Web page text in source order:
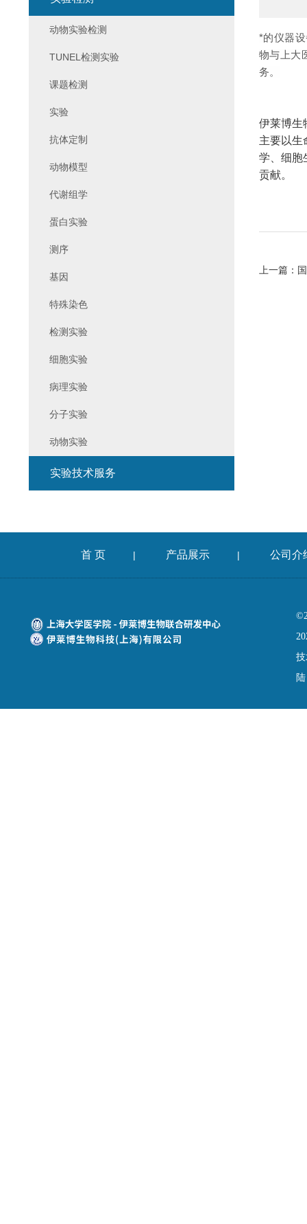
*的仪器
物与上大
务。
伊莱博生
主要以生
学、细胞
贡献。
上一篇： 国
动物实验检测
TUNEL检测实验
课题检测
实验
抗体定制
动物模型
代谢组学
蛋白实验
测序
基因
特殊染色
检测实验
细胞实验
病理实验
分子实验
动物实验
实验技术服务
首 页 | 产品展示 | 公司介
陆